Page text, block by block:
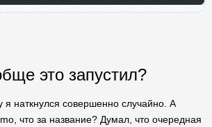
это запустил?
я наткнулся совершенно случайно. A
что за название? Думал, что очередная